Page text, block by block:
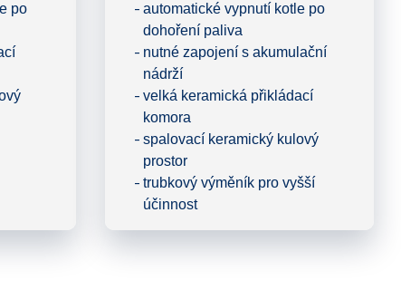
po
automatické vypnutí kotle po
dohoření paliva
nutné zapojení s akumulační
nádrží
velká keramická přikládací
komora
spalovací keramický kulový
prostor
trubkový výměník pro vyšší
účinnost